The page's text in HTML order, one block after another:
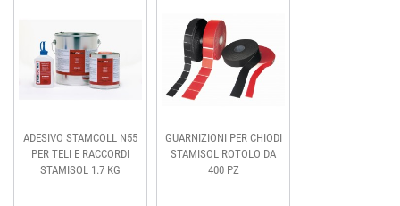
ADESIVO STAMCOLL N55
PER TELI E RACCORDI
STAMISOL 1.7 KG
GUARNIZIONI PER CHIODI
STAMISOL ROTOLO DA
400 PZ